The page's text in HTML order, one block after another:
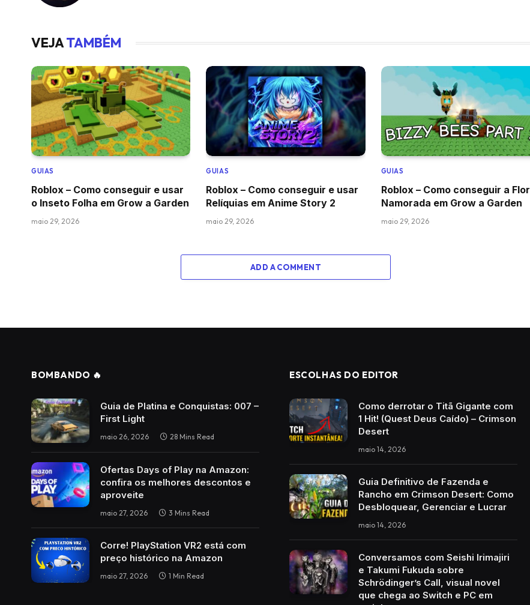
VEJATAMBÉM
GUIAS
Roblox – Como conseguir e usar
o Inseto Folha em Grow a Garden
maio 29, 2026
GUIAS
Roblox – Como conseguir e usar
Relíquias em Anime Story 2
maio 29, 2026
GUIAS
Roblox – Como conseguir a Flor
Namorada em Grow a Garden
maio 29, 2026
ADD A COMMENT
BOMBANDO 🔥
Guia de Platina e Conquistas: 007 –
First Light
maio 26, 2026 28 Mins Read
Ofertas Days of Play na Amazon:
confira os melhores descontos e
aproveite
maio 27, 2026 3 Mins Read
Corre! PlayStation VR2 está com
preço histórico na Amazon
maio 27, 2026 1 Min Read
ESCOLHAS DO EDITOR
Como derrotar o Titã Gigante com
1 Hit! (Quest Deus Caído) – Crimson
Desert
maio 14, 2026
Guia Definitivo de Fazenda e
Rancho em Crimson Desert: Como
Desbloquear, Gerenciar e Lucrar
maio 14, 2026
Conversamos com Seishi Irimajiri
e Takumi Fukuda sobre
Schrödinger’s Call, visual novel
que chega ao Switch e PC em